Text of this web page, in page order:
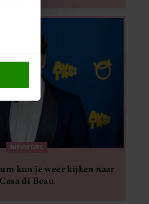
ons
heeft
als u
NIEUWTJES
kun je weer kijken naar
Casa di Beau